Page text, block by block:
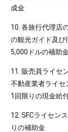
成金
10. 各旅行代理店
の観光ガイド及び
5,000ドルの補助金
11. 販売員ライセ
不動産業者ライ
1回限りの現金給
12. SFCライセン
りの補助金